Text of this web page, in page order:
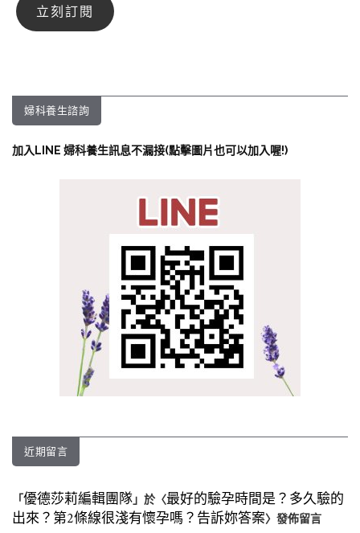
婦科養生諮詢
加入LINE 婦科養生訊息不漏接(點擊圖片也可以加入喔!)
近期留言
「優德莎莉編輯團隊」於〈最好的驗孕時間是？多久驗的
出來？第2條線很淺有懷孕嗎？告訴妳答案〉發佈留言